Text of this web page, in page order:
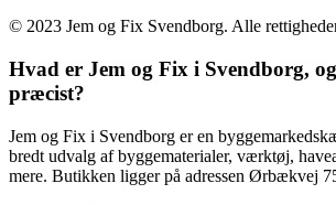
© 2023 Jem og Fix Svendborg. Alle
Hvad er Jem og Fix i Svendborg,
præcist?
Jem og Fix i Svendborg er en
bredt udvalg af byggematerialer, værktøj,
mere. Butikken ligger på adressen Ørbækvej